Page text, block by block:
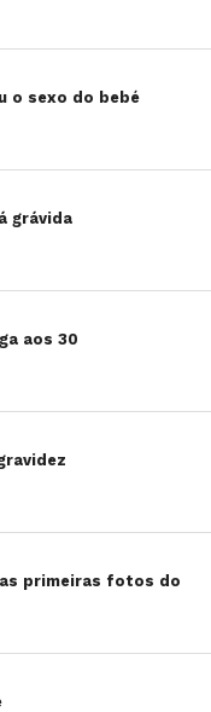
o sexo do bebé
grávida
aos 30
primeiras fotos do